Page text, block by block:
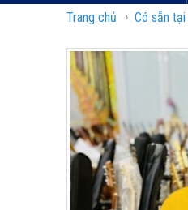
Trang chủ › Có sẵn